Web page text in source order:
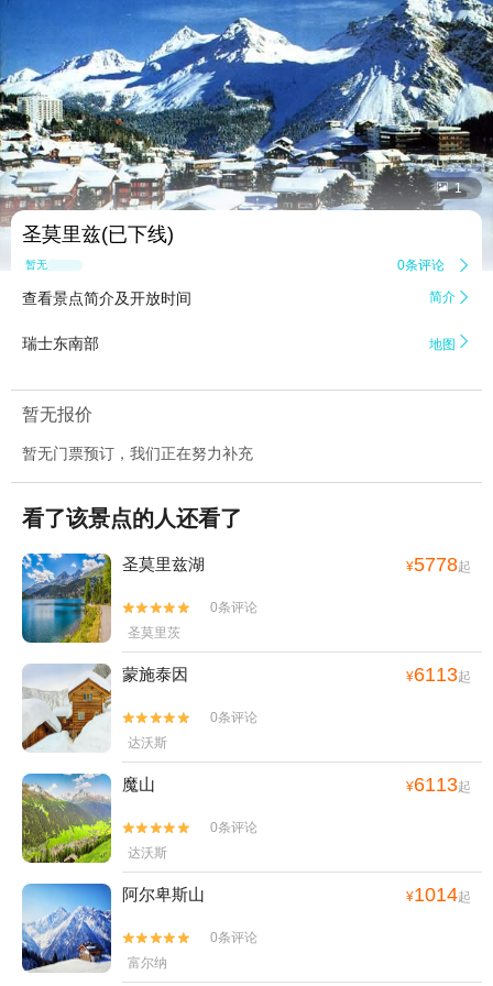
 1
圣莫里兹(已下线)
暂无点评 0条评论 
查看景点简介及开放时间 简介 
瑞士东南部 地图 
暂无报价
暂无门票预订，我们正在努力补充
看了该景点的人还看了
圣莫里兹湖 ¥5778起


0条评论
圣莫里茨
蒙施泰因 ¥6113起


0条评论
达沃斯
魔山 ¥6113起


0条评论
达沃斯
阿尔卑斯山 ¥1014起


0条评论
富尔纳